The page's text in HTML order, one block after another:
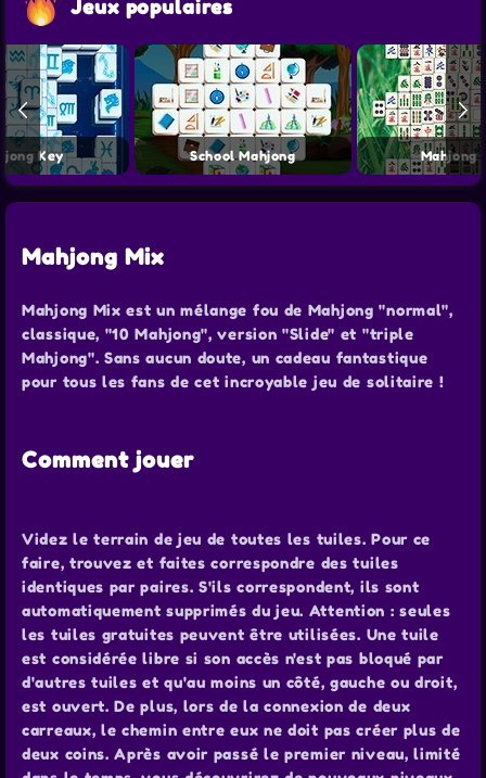
Jeux populaires
Key School Mahjong Mahjong
Mahjong Mix
Mahjong Mix est un mélange fou de Mahjong "normal",
classique, "10 Mahjong", version "Slide" et "triple
Mahjong". Sans aucun doute, un cadeau fantastique
pour tous les fans de cet incroyable jeu de solitaire !
Comment jouer
Videz le terrain de jeu de toutes les tuiles. Pour ce
faire, trouvez et faites correspondre des tuiles
identiques par paires. S'ils correspondent, ils sont
automatiquement supprimés du jeu. Attention : seules
les tuiles gratuites peuvent être utilisées. Une tuile
est considérée libre si son accès n'est pas bloqué par
d'autres tuiles et qu'au moins un côté, gauche ou droit,
est ouvert. De plus, lors de la connexion de deux
carreaux, le chemin entre eux ne doit pas créer plus de
deux coins. Après avoir passé le premier niveau, limité